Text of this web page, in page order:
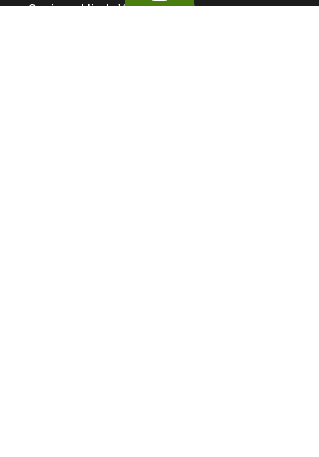
Service public de Wallonie